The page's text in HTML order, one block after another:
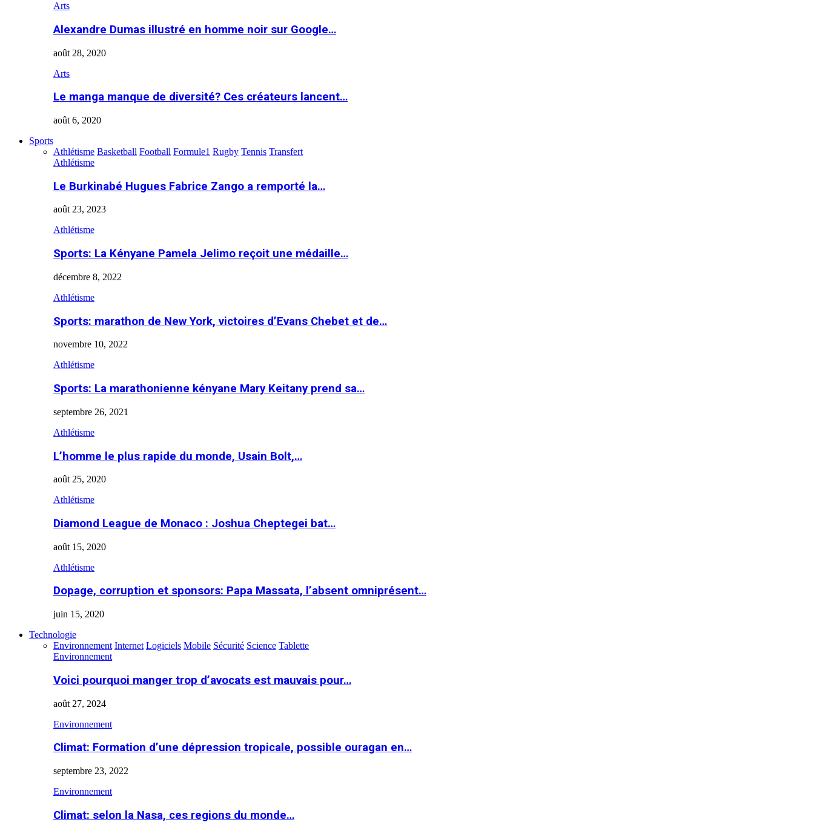
Arts
Alexandre Dumas illustré en homme noir sur Google…
août 28, 2020
Arts
Le manga manque de diversité? Ces créateurs lancent…
août 6, 2020
Sports
Athlétisme Basketball Football Formule1 Rugby Tennis Transfert
Athlétisme
Le Burkinabé Hugues Fabrice Zango a remporté la…
août 23, 2023
Athlétisme
Sports: La Kényane Pamela Jelimo reçoit une médaille…
décembre 8, 2022
Athlétisme
Sports: marathon de New York, victoires d’Evans Chebet et de…
novembre 10, 2022
Athlétisme
Sports: La marathonienne kényane Mary Keitany prend sa…
septembre 26, 2021
Athlétisme
L’homme le plus rapide du monde, Usain Bolt,…
août 25, 2020
Athlétisme
Diamond League de Monaco : Joshua Cheptegei bat…
août 15, 2020
Athlétisme
Dopage, corruption et sponsors: Papa Massata, l’absent omniprésent…
juin 15, 2020
Technologie
Environnement Internet Logiciels Mobile Sécurité Science Tablette
Environnement
Voici pourquoi manger trop d’avocats est mauvais pour…
août 27, 2024
Environnement
Climat: Formation d’une dépression tropicale, possible ouragan en…
septembre 23, 2022
Environnement
Climat: selon la Nasa, ces regions du monde…